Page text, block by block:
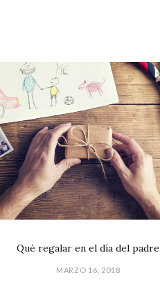
Qué regalar en el día del padre
MARZO 16, 2018